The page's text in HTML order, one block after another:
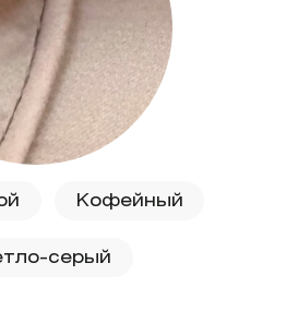
Кофейный
серый